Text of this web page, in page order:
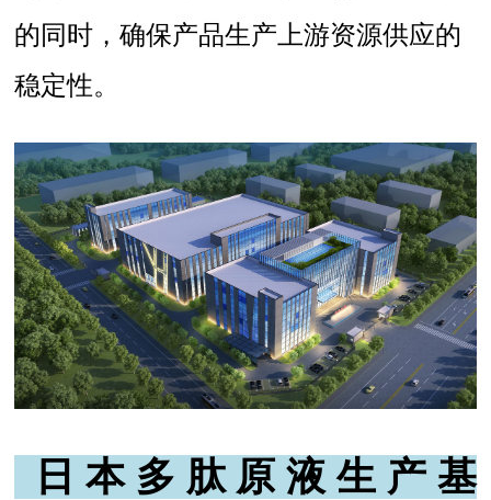
的同时，确保产品生产上游资源供应的
稳定性。
日本多肽原液生产基